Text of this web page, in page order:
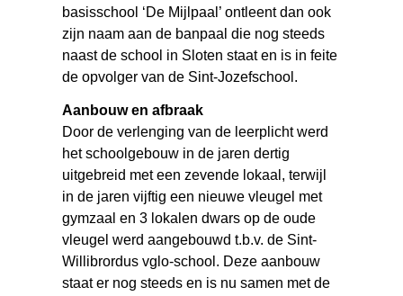
basisschool ‘De Mijlpaal’ ontleent dan ook
zijn naam aan de banpaal die nog steeds
naast de school in Sloten staat en is in feite
de opvolger van de Sint-Jozefschool.
Aanbouw en afbraak
Door de verlenging van de leerplicht werd
het schoolgebouw in de jaren dertig
uitgebreid met een zevende lokaal, terwijl
in de jaren vijftig een nieuwe vleugel met
gymzaal en 3 lokalen dwars op de oude
vleugel werd aangebouwd t.b.v. de Sint-
Willibrordus vglo-school. Deze aanbouw
staat er nog steeds en is nu samen met de